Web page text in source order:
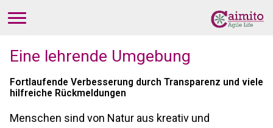
Eine lehrende Umgebung
Fortlaufende Verbesserung durch Transparenz und viele
hilfreiche Rückmeldungen
Menschen sind von Natur aus kreativ und